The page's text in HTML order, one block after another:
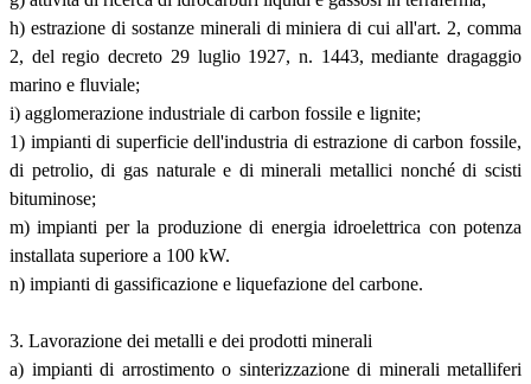
h) estrazione di sostanze minerali di miniera di cui all'art. 2, comma
2, del regio decreto 29 luglio 1927, n. 1443, mediante dragaggio
marino e fluviale;
i) agglomerazione industriale di carbon fossile e lignite;
1) impianti di superficie dell'industria di estrazione di carbon fossile,
di petrolio, di gas naturale e di minerali metallici nonché di scisti
bituminose;
m) impianti per la produzione di energia idroelettrica con potenza
installata superiore a 100 kW.
n) impianti di gassificazione e liquefazione del carbone.
3. Lavorazione dei metalli e dei prodotti minerali
a) impianti di arrostimento o sinterizzazione di minerali metalliferi